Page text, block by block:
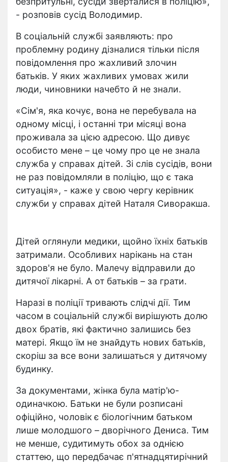
- розповів сусід Володимир.
В соціальній службі заявляють: про
проблемну родину дізналися тільки після
повідомлення про жахливий злочин
батьків. У яких жахливих умовах жили
люди, чиновники начебто й не знали.
«Сім'я, яка кочує, вона не перебувала на
одному місці, і останні три місяці вона
проживала за цією адресою. Що дивує
особисто мене – це чому про це не знала
служба у справах дітей. Зі слів сусідів, вони
не раз повідомляли в поліцію, що є така
ситуація», - каже у свою чергу керівник
служби у справах дітей Наталя Сиворакша.
Дітей оглянули медики, щойно їхніх батьків
затримали. Особливих нарікань на стан
здоров'я не було. Малечу відправили до
дитячої лікарні. А от батьків – за грати.
Наразі в поліції тривають слідчі дії. Тим
часом в соціальній службі вирішують долю
двох братів, які фактично залишись без
матері. Якщо їм не знайдуть нових батьків,
скоріш за все вони залишаться у дитячому
будинку.
За документами, жінка була матір'ю-
одиначкою. Батьки не були розписані
офіційно, чоловік є біологічним батьком
лише молодшого – дворічного Дениса. Тим
не менше, судитимуть обох за однією
статтею, що передбачає п'ятнадцятирічний